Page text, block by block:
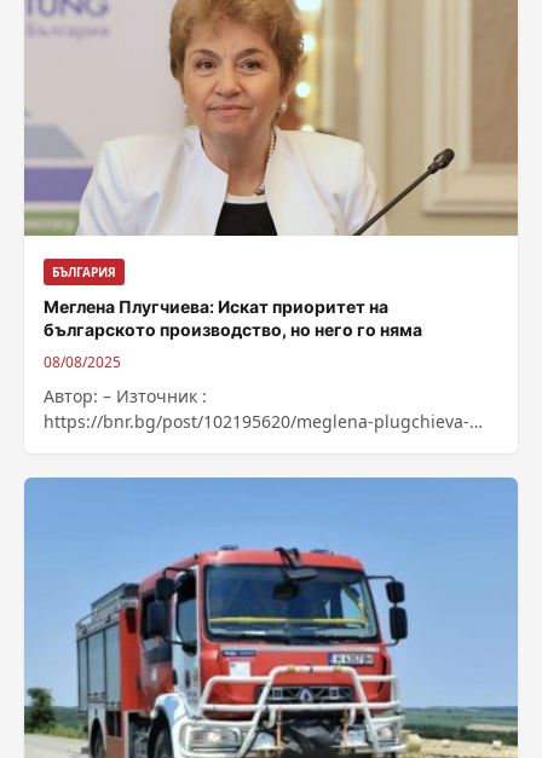
БЪЛГАРИЯ
Меглена Плугчиева: Искат приоритет на
българското производство, но него го няма
08/08/2025
Автор: – Източник :
https://bnr.bg/post/102195620/meglena-plugchieva-